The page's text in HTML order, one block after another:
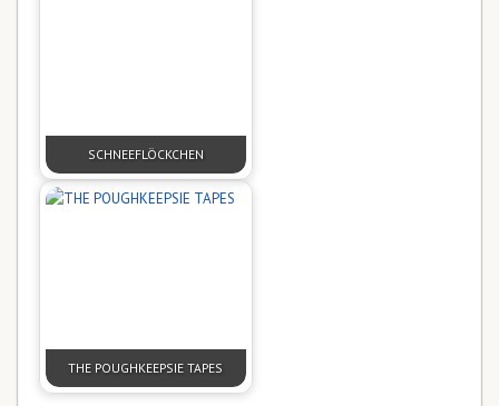
SCHNEEFLÖCKCHEN
THE POUGHKEEPSIE TAPES